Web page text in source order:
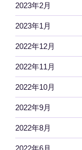
2023年2月
2023年1月
2022年12月
2022年11月
2022年10月
2022年9月
2022年8月
2022年6月